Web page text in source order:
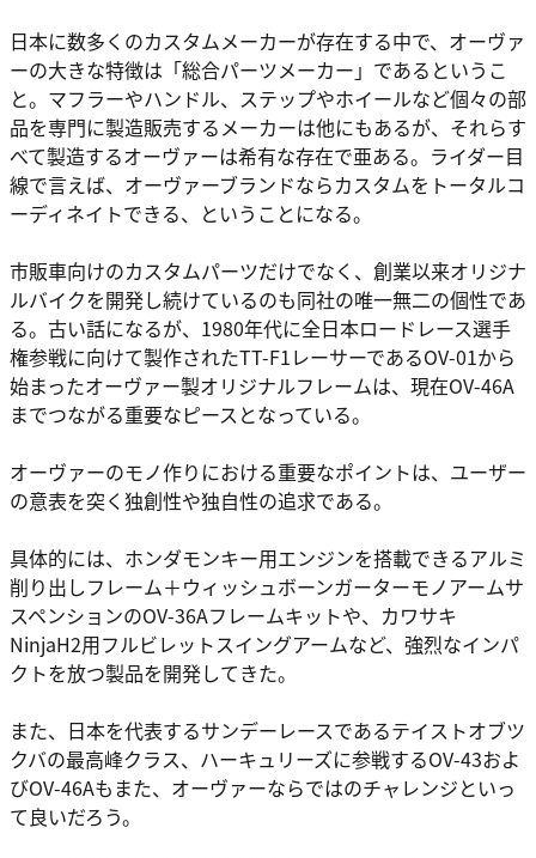
日本に数多くのカスタムメーカーが存在する中で、オーヴァ
ーの大きな特徴は「総合パーツメーカー」であるというこ
と。マフラーやハンドル、ステップやホイールなど個々の部
品を専門に製造販売するメーカーは他にもあるが、それらす
べて製造するオーヴァーは希有な存在で亜ある。ライダー目
線で言えば、オーヴァーブランドならカスタムをトータルコ
ーディネイトできる、ということになる。
市販車向けのカスタムパーツだけでなく、創業以来オリジナ
ルバイクを開発し続けているのも同社の唯一無二の個性であ
る。古い話になるが、1980年代に全日本ロードレース選手
権参戦に向けて製作されたTT-F1レーサーであるOV-01から
始まったオーヴァー製オリジナルフレームは、現在OV-46A
までつながる重要なピースとなっている。
オーヴァーのモノ作りにおける重要なポイントは、ユーザー
の意表を突く独創性や独自性の追求である。
具体的には、ホンダモンキー用エンジンを搭載できるアルミ
削り出しフレーム＋ウィッシュボーンガーターモノアームサ
スペンションのOV-36Aフレームキットや、カワサキ
NinjaH2用フルビレットスイングアームなど、強烈なインパ
クトを放つ製品を開発してきた。
また、日本を代表するサンデーレースであるテイストオブツ
クバの最高峰クラス、ハーキュリーズに参戦するOV-43およ
びOV-46Aもまた、オーヴァーならではのチャレンジといっ
て良いだろう。